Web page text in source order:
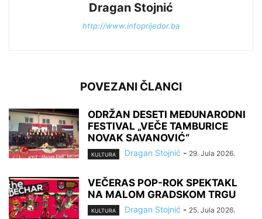
Dragan Stojnić
http://www.infoprijedor.ba
POVEZANI ČLANCI
ODRŽAN DESETI MEĐUNARODNI
FESTIVAL „VEČE TAMBURICE
NOVAK SAVANOVIĆ“
KULTURA Dragan Stojnić - 29. Jula 2026.
VEČERAS POP-ROK SPEKTAKL
NA MALOM GRADSKOM TRGU
KULTURA Dragan Stojnić - 25. Jula 2026.